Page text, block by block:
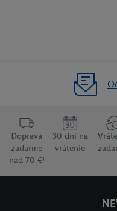
Doprava
zadarmo
nad 70 €¹
30 dní na
vrátenie